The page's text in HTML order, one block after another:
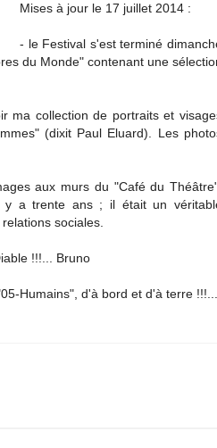
Mises à jour le 17 juillet 2014 :
- le Festival s'est terminé
du Monde" contenant une
ma collection de portraits et
(dixit Paul Eluard). Les
aux murs du "Café du
y a trente ans ; il était un
sociales.
!!!... Bruno
Humains", d'à bord et d'à terre !!!...